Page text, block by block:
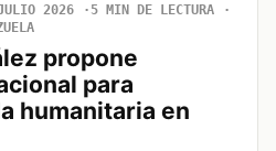
2026
5 MIN DE LECTURA
propone
para
humanitaria en